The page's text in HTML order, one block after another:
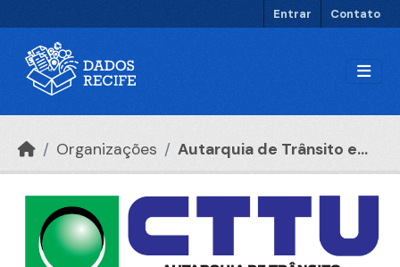
Entrar Contato
Organizações Autarquia de Trânsito e...